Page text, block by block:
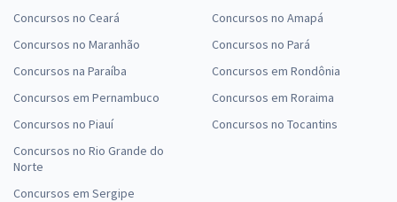
Concursos no Ceará
Concursos no Maranhão
Concursos na Paraíba
Concursos em Pernambuco
Concursos no Piauí
Concursos no Rio Grande do
Norte
Concursos em Sergipe
Concursos no Amapá
Concursos no Pará
Concursos em Rondônia
Concursos em Roraima
Concursos no Tocantins